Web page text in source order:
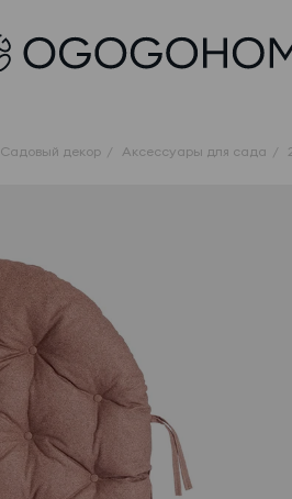
Садовый декор Аксессуары для сада